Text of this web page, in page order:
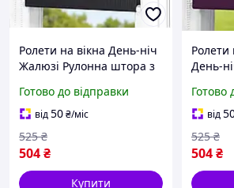
Ролети на вікна День-ніч
Жалюзі Рулонна штора з
Рулонні штори Ролета
тканинна D-208 Чорний
300мм
Готово до відправки
від50₴/міс
504₴
525 ₴
Купити
Ролети
День-
нахил
Ролета
Готово
від
504₴
525 ₴